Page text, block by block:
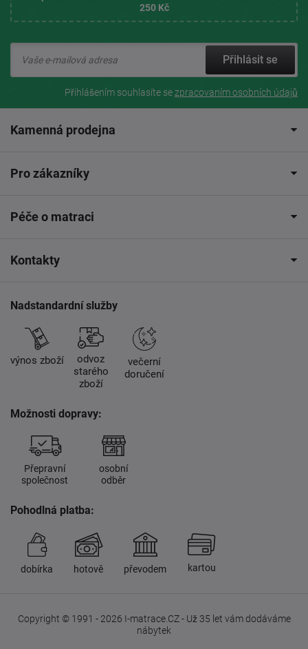
250 Kč
Přihlásit se
Přihlášením souhlasíte sezpracovaním osobních údajů
Kamenná prodejna
Pro zákazníky
Péče o matraci
Kontakty
Nadstandardní služby
výnos zboží
odvoz
starého
zboží
večerní
doručení
Možnosti dopravy:
Přepravní
společnost
osobní
odběr
Pohodlná platba:
dobírka hotově převodem kartou
Copyright © 1991 - 2026 I-matrace.CZ - Už 35 let vám dodáváme
nábytek